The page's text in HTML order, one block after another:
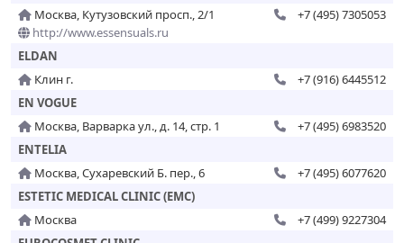
Москва, Кутузовский просп., 2/1
http://www.essensuals.ru
+7 (495) 7305053
ELDAN
Клин г.
+7 (916) 6445512
EN VOGUE
Москва, Варварка ул., д. 14, стр. 1
+7 (495) 6983520
ENTELIA
Москва, Сухаревский Б. пер., 6
+7 (495) 6077620
ESTETIC MEDICAL CLINIC (EMC)
Москва
+7 (499) 9227304